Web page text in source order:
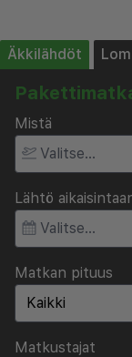
Äkkilähdöt
Mistä
Lähtö
Matkan pituus
Matkustajat